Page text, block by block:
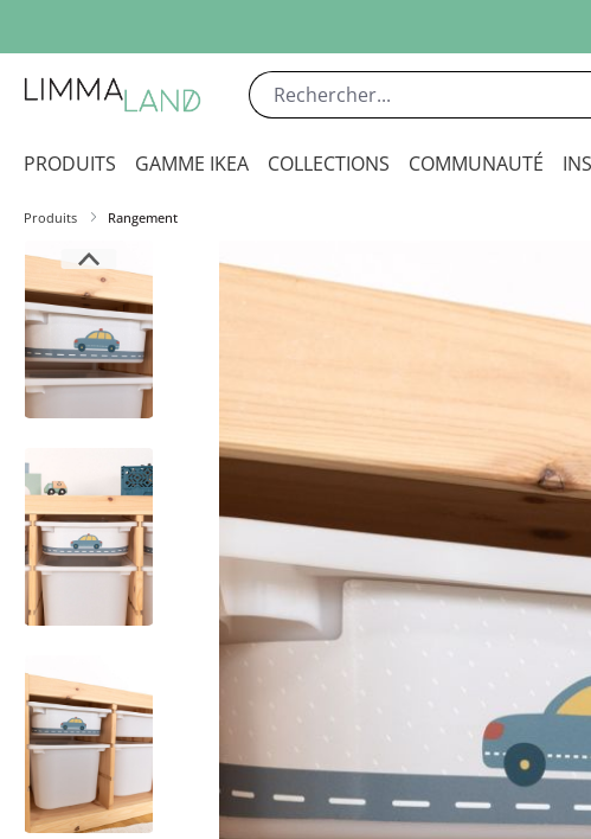
PRODUITS GAMME IKEA COLLECTIONS COMMUNAUTÉ
Produits Rangement